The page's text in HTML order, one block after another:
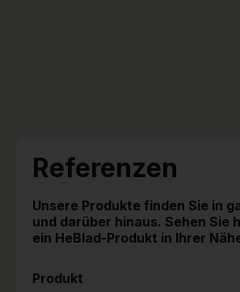
Referenzen
Unsere Produkte finden Sie in
und darüber hinaus. Sehen Sie
ein HeBlad-Produkt in Ihrer
Produkt